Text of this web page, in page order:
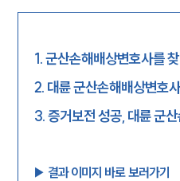
1.군산손해배상변호사를
2. 대륜 군산손해배상변호
3.증거보전 성공, 대륜 군
▶︎ 결과 이미지 바로 보러가기